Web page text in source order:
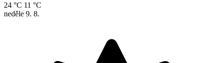
24 °C 11 °C
neděle 9. 8.